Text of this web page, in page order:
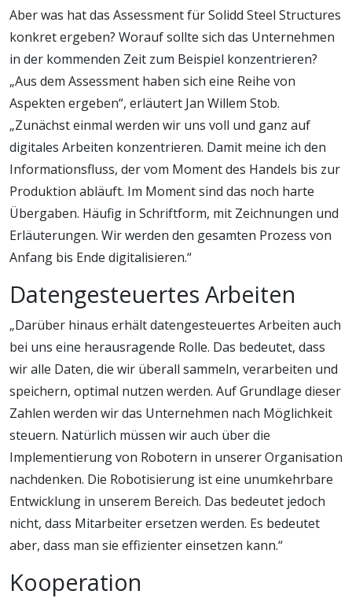
Aber was hat das Assessment für Solidd Steel Structures
konkret ergeben? Worauf sollte sich das Unternehmen
in der kommenden Zeit zum Beispiel konzentrieren?
„Aus dem Assessment haben sich eine Reihe von
Aspekten ergeben“, erläutert Jan Willem Stob.
„Zunächst einmal werden wir uns voll und ganz auf
digitales Arbeiten konzentrieren. Damit meine ich den
Informationsfluss, der vom Moment des Handels bis zur
Produktion abläuft. Im Moment sind das noch harte
Übergaben. Häufig in Schriftform, mit Zeichnungen und
Erläuterungen. Wir werden den gesamten Prozess von
Anfang bis Ende digitalisieren.“
Datengesteuertes Arbeiten
„Darüber hinaus erhält datengesteuertes Arbeiten auch
bei uns eine herausragende Rolle. Das bedeutet, dass
wir alle Daten, die wir überall sammeln, verarbeiten und
speichern, optimal nutzen werden. Auf Grundlage dieser
Zahlen werden wir das Unternehmen nach Möglichkeit
steuern. Natürlich müssen wir auch über die
Implementierung von Robotern in unserer Organisation
nachdenken. Die Robotisierung ist eine unumkehrbare
Entwicklung in unserem Bereich. Das bedeutet jedoch
nicht, dass Mitarbeiter ersetzen werden. Es bedeutet
aber, dass man sie effizienter einsetzen kann.“
Kooperation